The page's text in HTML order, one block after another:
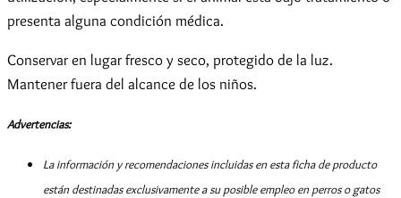
presenta alguna condición médica.
Conservar en lugar fresco y seco, protegido de la luz.
Mantener fuera del alcance de los niños.
Advertencias:
La información y recomendaciones incluidas en esta ficha de producto
están destinadas exclusivamente a su posible empleo en perros o gatos